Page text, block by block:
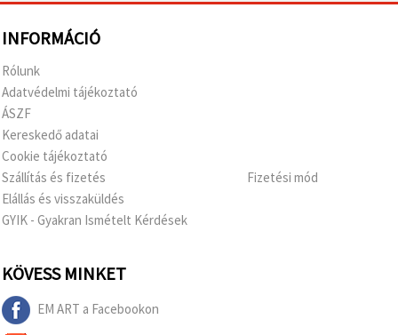
INFORMÁCIÓ
Rólunk
Adatvédelmi tájékoztató
ÁSZF
Kereskedő adatai
Cookie tájékoztató
Szállítás és fizetés
Elállás és visszaküldés
GYIK - Gyakran Ismételt Kérdések
Fizetési mód
KÖVESS MINKET
EM ART a Facebookon